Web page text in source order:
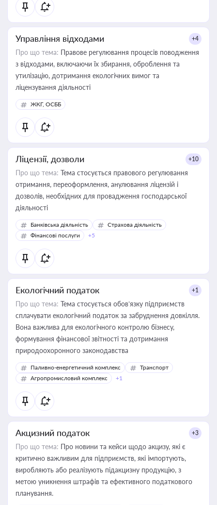
Управління відходами +4
Про що тема: Правове регулювання процесів поводження
з відходами, включаючи їх збирання, оброблення та
утилізацію, дотримання екологічних вимог та
ліцензування діяльності
ЖКГ, ОСББ
Ліцензії, дозволи +10
Про що тема: Тема стосується правового регулювання
отримання, переоформлення, анулювання ліцензій і
дозволів, необхідних для провадження господарської
діяльності
Банківська діяльність
Страхова діяльність
Фінансові послуги
+5
Екологічний податок +1
Про що тема: Тема стосується обов’язку підприємств
сплачувати екологічний податок за забруднення довкілля.
Вона важлива для екологічного контролю бізнесу,
формування фінансової звітності та дотримання
природоохоронного законодавства
Паливно-енергетичний комплекс
Транспорт
Агропромисловий комплекс
+1
Акцизний податок +3
Про що тема: Про новини та кейси щодо акцизу, які є
критично важливим для підприємств, які імпортують,
виробляють або реалізують підакцизну продукцію, з
метою уникнення штрафів та ефективного податкового
планування.